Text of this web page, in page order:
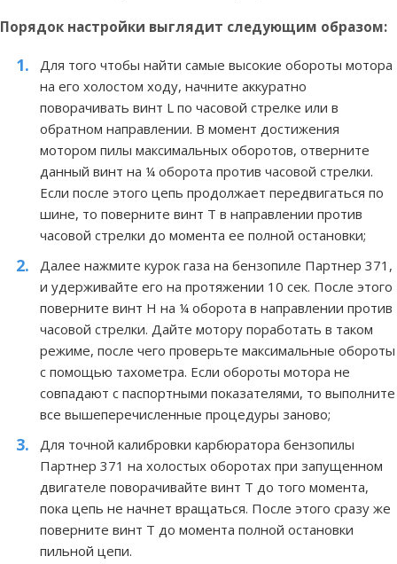
Порядок настройки выглядит следующим образом:
Для того чтобы найти самые высокие обороты мотора
на его холостом ходу, начните аккуратно
поворачивать винт L по часовой стрелке или в
обратном направлении. В момент достижения
мотором пилы максимальных оборотов, отверните
данный винт на ¼ оборота против часовой стрелки.
Если после этого цепь продолжает передвигаться по
шине, то поверните винт T в направлении против
часовой стрелки до момента ее полной остановки;
Далее нажмите курок газа на бензопиле Партнер 371,
и удерживайте его на протяжении 10 сек. После этого
поверните винт H на ¼ оборота в направлении против
часовой стрелки. Дайте мотору поработать в таком
режиме, после чего проверьте максимальные обороты
с помощью тахометра. Если обороты мотора не
совпадают с паспортными показателями, то выполните
все вышеперечисленные процедуры заново;
Для точной калибровки карбюратора бензопилы
Партнер 371 на холостых оборотах при запущенном
двигателе поворачивайте винт T до того момента,
пока цепь не начнет вращаться. После этого сразу же
поверните винт T до момента полной остановки
пильной цепи.